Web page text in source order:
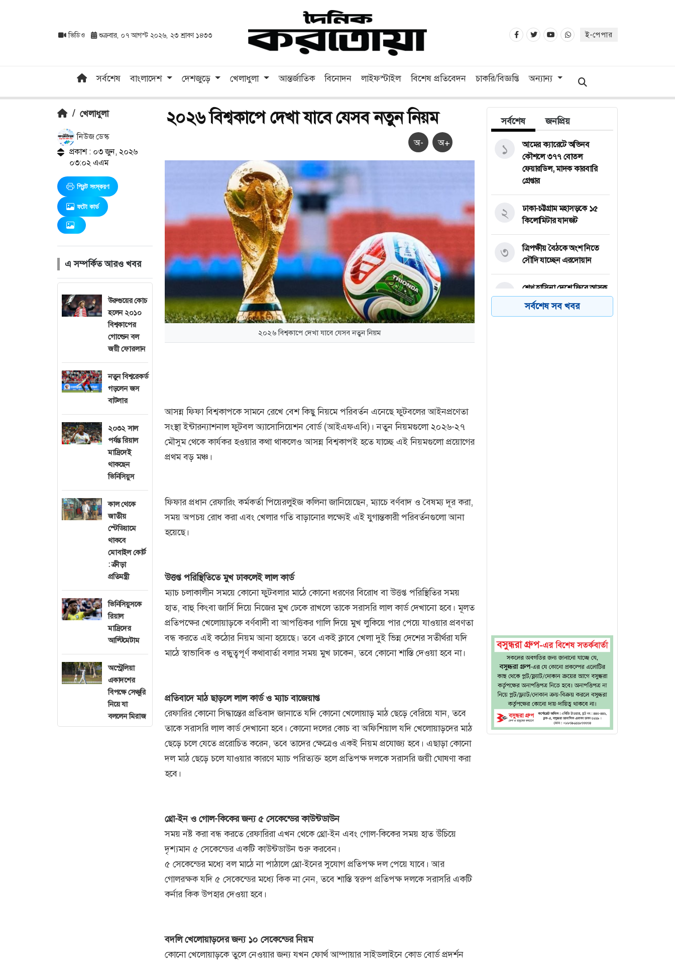
ভিডিও শুক্রবার, ০৭ আগস্ট ২০২৬, ২৩ শ্রাবণ ১৪৩৩ ই-পেপার
সর্বশেষ বাংলাদেশ দেশজুড়ে খেলাধুলা আন্তর্জাতিক বিনোদন লাইফস্টাইল বিশেষ প্রতিবেদন চাকরি/বিজ্ঞপ্তি অন্যান্য
/ খেলাধুলা
নিউজ ডেস্ক
প্রকাশ : ০৩ জুন, ২০২৬
০৩:০২ এএম
প্রিন্ট সংস্করণ
ফটো কার্ড
এ সম্পর্কিত আরও খবর
উরুগুয়ের কোচ
হলেন ২০১০
বিশ্বকাপের
গোল্ডেন বল
জয়ী ফোরলান
নতুন বিশ্বরেকর্ড
গড়লেন জস
বাটলার
২০৩২ সাল
পর্যন্ত রিয়াল
মাদ্রিদেই
থাকছেন
ভিনিসিয়ুস
কাল থেকে
জাতীয়
স্টেডিয়ামে
থাকবে
মোবাইল কোর্ট
: ক্রীড়া
প্রতিমন্ত্রী
ভিনিসিয়ুসকে
রিয়াল
মাদ্রিদের
আল্টিমেটাম
অস্ট্রেলিয়া
একাদশের
বিপক্ষে সেঞ্চুরি
নিয়ে যা
বললেন মিরাজ
২০২৬ বিশ্বকাপে দেখা যাবে যেসব নতুন নিয়ম
অ- অ+
২০২৬ বিশ্বকাপে দেখা যাবে যেসব নতুন নিয়ম
আসন্ন ফিফা বিশ্বকাপকে সামনে রেখে বেশ কিছু নিয়মে পরিবর্তন এনেছে ফুটবলের আইনপ্রণেতা
সংস্থা ইন্টারন্যাশনাল ফুটবল অ্যাসোসিয়েশন বোর্ড (আইএফএবি)। নতুন নিয়মগুলো ২০২৬-২৭
মৌসুম থেকে কার্যকর হওয়ার কথা থাকলেও আসন্ন বিশ্বকাপই হতে যাচ্ছে এই নিয়মগুলো প্রয়োগের
প্রথম বড় মঞ্চ।
ফিফার প্রধান রেফারিং কর্মকর্তা পিয়েরলুইজ কলিনা জানিয়েছেন, ম্যাচে বর্ণবাদ ও বৈষম্য দূর করা,
সময় অপচয় রোধ করা এবং খেলার গতি বাড়ানোর লক্ষ্যেই এই যুগান্তকারী পরিবর্তনগুলো আনা
হয়েছে।
উত্তপ্ত পরিস্থিতিতে মুখ ঢাকলেই লাল কার্ড
ম্যাচ চলাকালীন সময়ে কোনো ফুটবলার মাঠে কোনো ধরণের বিরোধ বা উত্তপ্ত পরিস্থিতির সময়
হাত, বাহু কিংবা জার্সি দিয়ে নিজের মুখ ঢেকে রাখলে তাকে সরাসরি লাল কার্ড দেখানো হবে। মূলত
প্রতিপক্ষের খেলোয়াড়কে বর্ণবাদী বা আপত্তিকর গালি দিয়ে মুখ লুকিয়ে পার পেয়ে যাওয়ার প্রবণতা
বন্ধ করতে এই কঠোর নিয়ম আনা হয়েছে। তবে একই ক্লাবে খেলা দুই ভিন্ন দেশের সতীর্থরা যদি
মাঠে স্বাভাবিক ও বন্ধুত্বপূর্ণ কথাবার্তা বলার সময় মুখ ঢাকেন, তবে কোনো শাস্তি দেওয়া হবে না।
প্রতিবাদে মাঠ ছাড়লে লাল কার্ড ও ম্যাচ বাজেয়াপ্ত
রেফারির কোনো সিদ্ধান্তের প্রতিবাদ জানাতে যদি কোনো খেলোয়াড় মাঠ ছেড়ে বেরিয়ে যান, তবে
তাকে সরাসরি লাল কার্ড দেখানো হবে। কোনো দলের কোচ বা অফিশিয়াল যদি খেলোয়াড়দের মাঠ
ছেড়ে চলে যেতে প্ররোচিত করেন, তবে তাদের ক্ষেত্রেও একই নিয়ম প্রযোজ্য হবে। এছাড়া কোনো
দল মাঠ ছেড়ে চলে যাওয়ার কারণে ম্যাচ পরিত্যক্ত হলে প্রতিপক্ষ দলকে সরাসরি জয়ী ঘোষণা করা
হবে।
থ্রো-ইন ও গোল-কিকের জন্য ৫ সেকেন্ডের কাউন্টডাউন
সময় নষ্ট করা বন্ধ করতে রেফারিরা এখন থেকে থ্রো-ইন এবং গোল-কিকের সময় হাত উঁচিয়ে
দৃশ্যমান ৫ সেকেন্ডের একটি কাউন্টডাউন শুরু করবেন।
৫ সেকেন্ডের মধ্যে বল মাঠে না পাঠালে থ্রো-ইনের সুযোগ প্রতিপক্ষ দল পেয়ে যাবে। আর
গোলরক্ষক যদি ৫ সেকেন্ডের মধ্যে কিক না নেন, তবে শাস্তি স্বরুপ প্রতিপক্ষ দলকে সরাসরি একটি
কর্নার কিক উপহার দেওয়া হবে।
বদলি খেলোয়াড়দের জন্য ১০ সেকেন্ডের নিয়ম
কোনো খেলোয়াড়কে তুলে নেওয়ার জন্য যখন ফোর্থ আম্পায়ার সাইডলাইনে কোড বোর্ড প্রদর্শন
সর্বশেষ জনপ্রিয়
আমের ক্যারেটে অভিনব
কৌশলে ৩৭৭ বোতল
ফেয়ারডিল, মাদক কারবারি
গ্রেপ্তার
১
ঢাকা-চট্টগ্রাম মহাসড়কে ১৫
কিলোমিটার যানজট
২
ত্রিপক্ষীয় বৈঠকে অংশ নিতে
সৌদি যাচ্ছেন এরদোয়ান
৩
শেখ হাসিনা দেশে ফিরে আসুক,
গণহত্যার দায় নিয়ে কারাগারে
যাক : আইনমন্ত্রী
৪
সর্বশেষ সব খবর